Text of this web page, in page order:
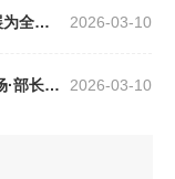
2026-03-10
世界看两会丨国际人士：中国高质量发展为全球经济...
2026-03-10
第二场部长通道 回应关切真抓实干（现场·部长通道）